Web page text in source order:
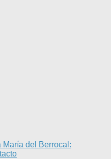
del Berrocal: